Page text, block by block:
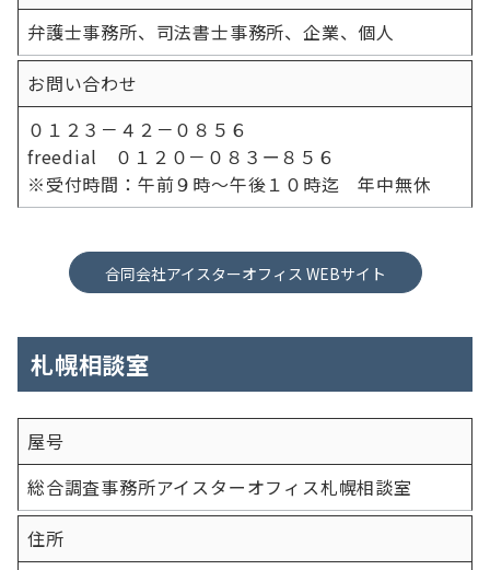
弁護士事務所、司法書士事務所、企業、個人
お問い合わせ
０１２３－４２－０８５６
freedial ０１２０－０８３ー８５６
※受付時間：午前９時～午後１０時迄 年中無休
合同会社アイスターオフィス WEBサイト
札幌相談室
屋号
総合調査事務所アイスターオフィス札幌相談室
住所